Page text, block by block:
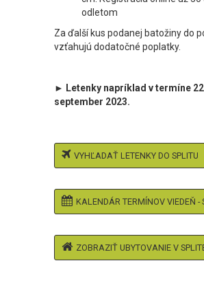
odletom
Za ďalší kus podanej batožiny do
vzťahujú dodatočné poplatky.
► Letenky napríklad v termíne
september 2023.
VYHĽADAŤ LETENKY DO SPLITU
KALENDÁR TERMÍNOV VIEDEŇ -
ZOBRAZIŤ UBYTOVANIE V